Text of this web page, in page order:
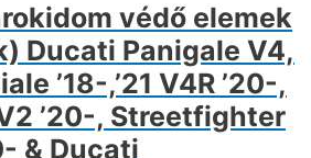
védő elemek
Ducati Panigale V4,
’18-,’21 V4R ’20-,
’20-, Streetfighter
& Ducati